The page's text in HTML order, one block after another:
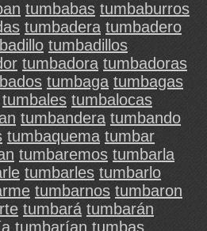
tumbabas tumbaburros
tumbadera tumbadero
tumbadillos
tumbadora tumbadoras
tumbaga tumbagas
tumbales tumbalocas
tumbandera tumbando
tumbaquema tumbar
tumbaremos tumbarla
tumbarles tumbarlo
tumbarnos tumbaron
tumbará tumbarán
tumbarían tumbas